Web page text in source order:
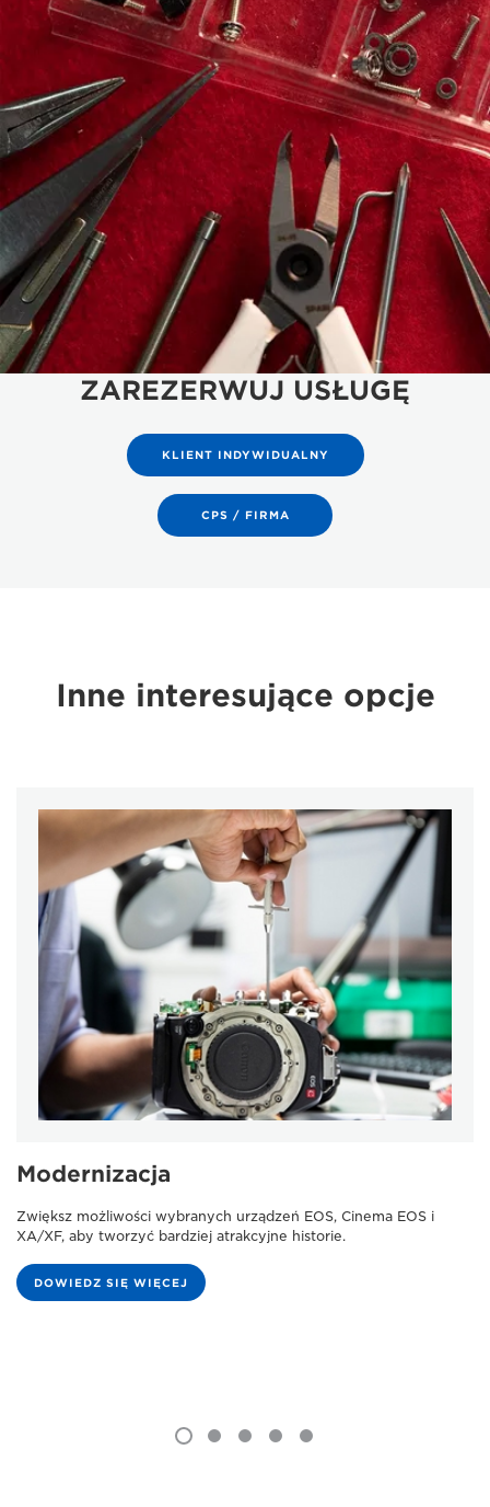
ZAREZERWUJ USŁUGĘ
KLIENT INDYWIDUALNY
CPS / FIRMA
Inne interesujące opcje
Modernizacja
Zwiększ możliwości wybranych urządzeń EOS, Cinema EOS i
XA/XF, aby tworzyć bardziej atrakcyjne historie.
DOWIEDZ SIĘ WIĘCEJ